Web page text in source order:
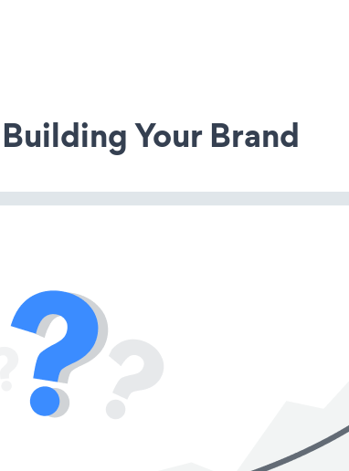
Your Brand